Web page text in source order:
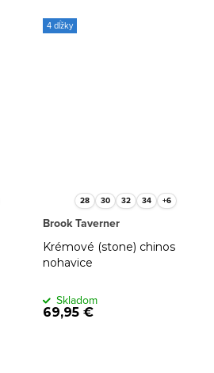
4 dĺžky
28 30 32 34 +6
Krémové (stone) chinos
nohavice
Brook Taverner
69,95 €
Skladom